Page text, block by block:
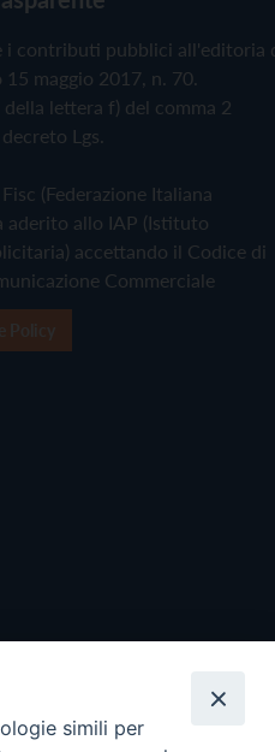
i contributi pubblici all'editoria
maggio 2017, n. 70.
della lettera f) del comma 2
Lgs.
(Federazione Italiana
aderito allo IAP (Istituto
accettando il Codice di
Commerciale
simili per